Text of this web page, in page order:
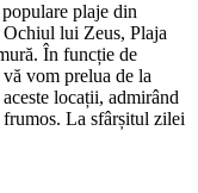
plaje din
lui Zeus, Plaja
În funcție de
vom prelua de la
locații, admirând
frumos. La sfârșitul zilei